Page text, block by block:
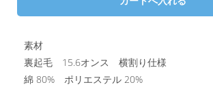
素材
裏起毛 15.6オンス 横割り仕様
綿 80% ポリエステル 20%